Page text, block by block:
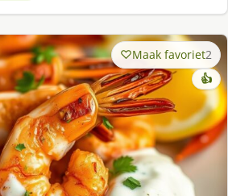
Maak favoriet2
👍